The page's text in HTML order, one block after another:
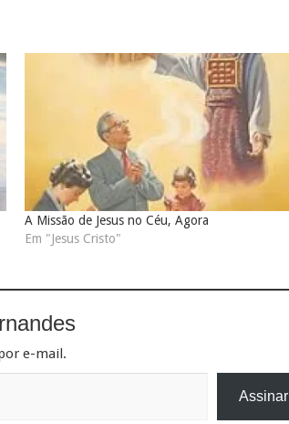
A Missão de Jesus no Céu, Agora
Em "Jesus Cristo"
e-mail.
Assinar